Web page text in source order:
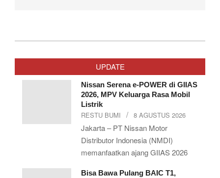
10-
UPDATE
Nissan Serena e-POWER di GIIAS
2026, MPV Keluarga Rasa Mobil
Listrik
RESTU BUMI 8 AGUSTUS 2026
Jakarta – PT Nissan Motor
Distributor Indonesia (NMDI)
memanfaatkan ajang GIIAS 2026
Bisa Bawa Pulang BAIC T1,